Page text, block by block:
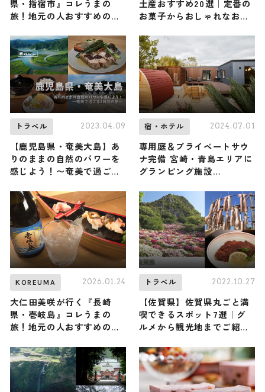
県・指宿市』コレうまの
旅！地元の人おすすめのご
6月20日放送
土産おすすめ20選｜定番の
お菓子からおしゃれなお土
紹介
トラベル 2023.04.09
【鹿児島県・奄美大島】あ
りのままの自然のパワーを
感じよう！〜奄美で過ごす2
宿・ホテル 2024.07.01
専用庭＆プライベートサウ
ナ完備 宮崎・青島エリアに
グランピング施設
AOSHIMA」本格開業
KOREUMA 2026.01.24
大仁田美咲が行く『長崎
県・壱岐島』コレうまの
旅！地元の人おすすめのご
1月24日放送
トラベル 2022.10.27
【佐賀県】佐賀県丸ごと満
喫できるスポット7選｜グ
ルメから観光地までご紹